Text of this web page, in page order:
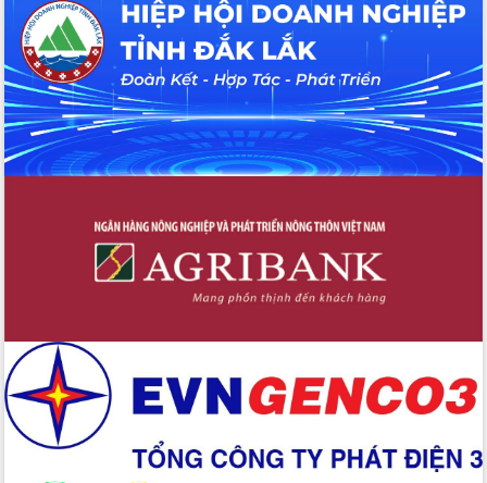
Hội thảo khoa học “Giải pháp thúc đẩy
phát triển nền kinh tế xanh tại tỉnh
Đắk Lắk”
Tăng cường giám sát, đôn đốc thực
hiện nhiệm vụ quản lý tài sản công
hàng tuần
Tháo gỡ những vướng mắc, đẩy mạnh
Đắk Lắk: Tôn vinh 46 giải pháp tại Hội
thi Sáng tạo Kỹ thuật 2024 - 2025
Đắk Lắk rà soát, điều chỉnh Đề án 190
Phó Chủ tịch UBND tỉnh Đắk Lắk
Trương Công Thái kiểm tra thực địa
Dự án cao tốc Khánh Hòa - Buôn Ma
Thuột
Định vị cà phê Việt Nam như một “di
sản sống” trong dòng chảy toàn cầu